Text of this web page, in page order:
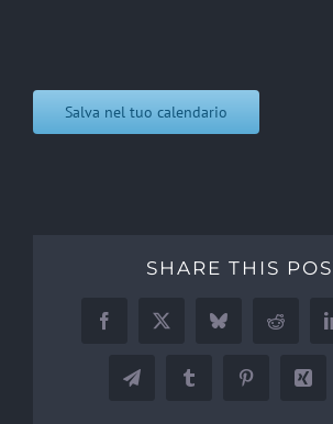
Salva nel tuo calendario
SHARE THIS
Facebook
X BlueskyReddit
TelegramTumblr PinterestXing